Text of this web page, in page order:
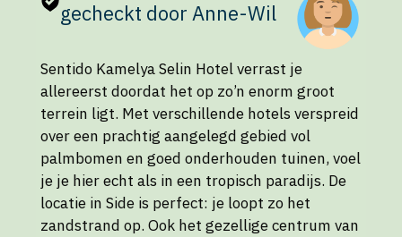
gecheckt door Anne-Wil
Sentido Kamelya Selin Hotel verrast je
allereerst doordat het op zo’n enorm groot
terrein ligt. Met verschillende hotels verspreid
over een prachtig aangelegd gebied vol
palmbomen en goed onderhouden tuinen, voel
je je hier echt als in een tropisch paradijs. De
locatie in Side is perfect: je loopt zo het
zandstrand op. Ook het gezellige centrum van